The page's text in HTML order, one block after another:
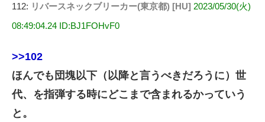
112: リバースネックブリーカー(東京都) [HU] 2023/05/30(火)
08:49:04.24 ID:BJ1FOHvF0
>>102
ほんでも団塊以下（以降と言うべきだろうに）世
代、を指弾する時にどこまで含まれるかっていう
と。